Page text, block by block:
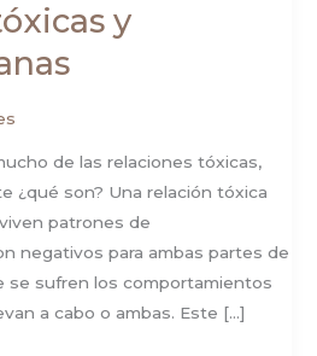
y
de las relaciones tóxicas,
¿qué son? Una relación tóxica
patrones de
negativos para ambas partes de
se sufren los comportamientos
a cabo o ambas. Este […]